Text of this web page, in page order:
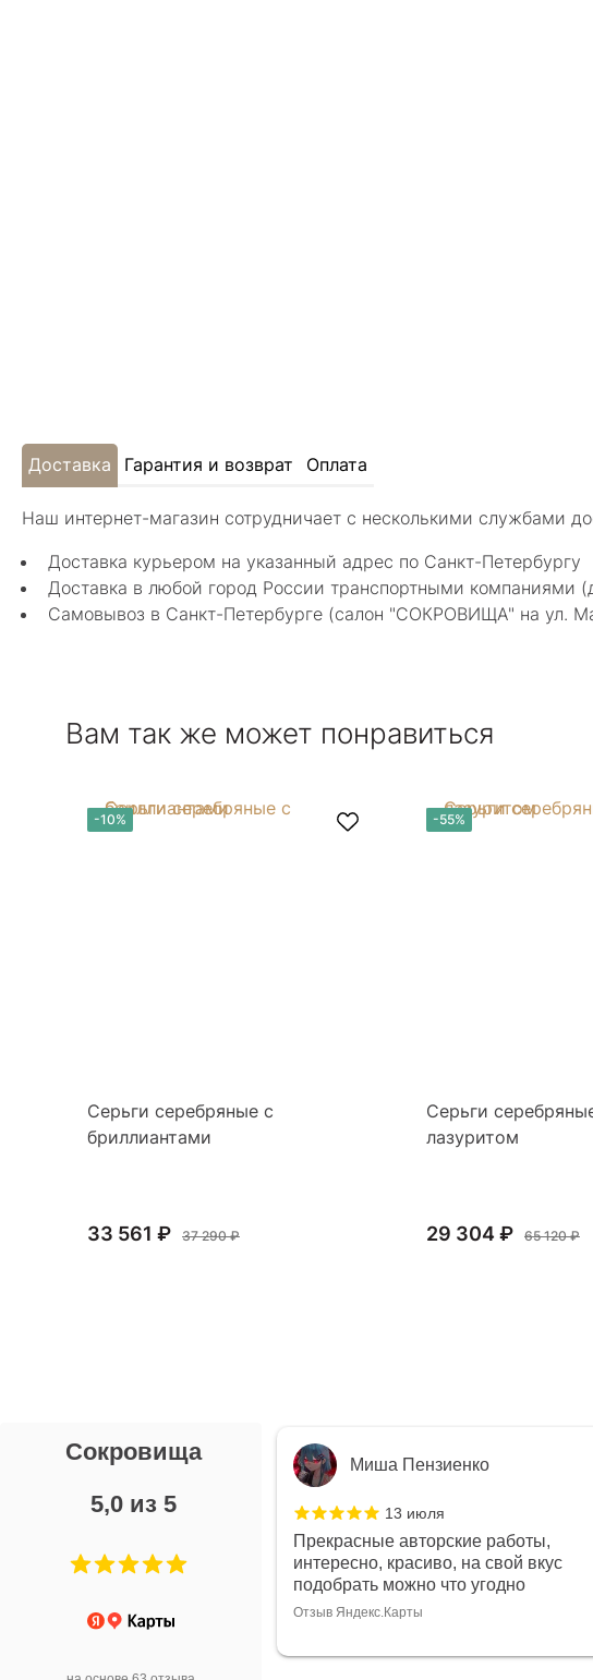
Доставка Гарантия и возврат Оплата
Наш интернет-магазин сотрудничает с несколькими службами
Доставка курьером на указанный адрес по Санкт-Петербургу
Доставка в любой город России транспортными компаниями
Самовывоз в Санкт-Петербурге (салон "СОКРОВИЩА" на ул.
Вам так же может понравиться
-10%
Серьги серебряные с
бриллиантами
33 561 ₽ 37 290 ₽
-55%
Серьги
лазуритом
29 304 ₽ 65 120 ₽
Сокровища
5,0 из 5
и завораживает
Миша Пензиенко
13 июля
Прекрасные авторские работы,
интересно, красиво, на свой вкус
подобрать можно что угодно
Отзыв Яндекс.Карты